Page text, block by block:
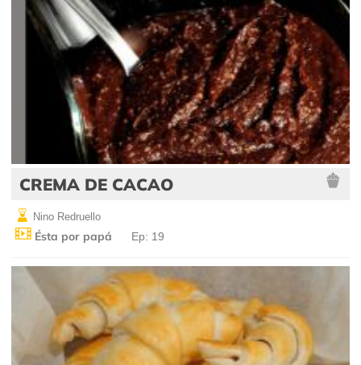
CREMA DE CACAO
Nino Redruello
Ésta por papá Ep: 19